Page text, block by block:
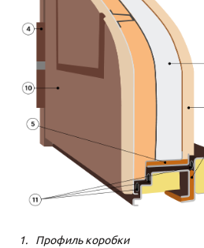
Профиль коробки